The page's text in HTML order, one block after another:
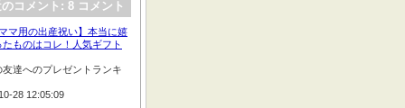
コメント: 8 コメント
マ用の出産祝い】本当に嬉
たものはコレ！人気ギフト
友達へのプレゼントランキ
28 12:05:09